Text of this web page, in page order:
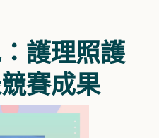
護理照護
賽成果